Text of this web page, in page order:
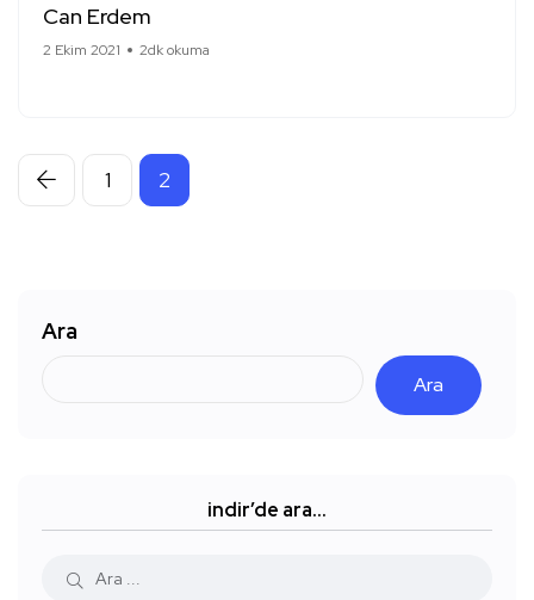
Can Erdem
2 Ekim 2021 2dk okuma
1 2
Ara
Ara
indir’de ara…